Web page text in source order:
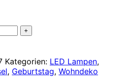
Kategorien: LED Lampen,
, Geburtstag, Wohndeko